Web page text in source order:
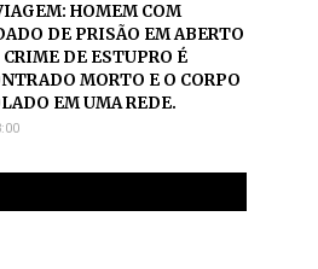
HOMEM COM
DE PRISÃO EM ABERTO
DE ESTUPRO É
MORTO E O CORPO
EM UMA REDE.